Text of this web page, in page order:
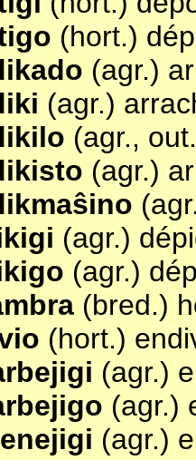
(hort.)
(agr.)
(agr.)
(agr.,
(agr.)
(agr.)
(agr.)
(bred.)
(hort.)
(agr.)
(agr.)
(agr.)